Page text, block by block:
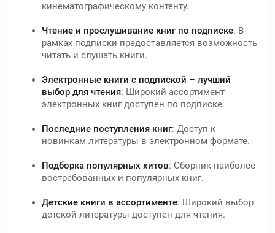
кинематографическому контенту.
Чтение и прослушивание книг по подписке: В
рамках подписки предоставляется возможность
читать и слушать книги.
Электронные книги с подпиской – лучший
выбор для чтения: Широкий ассортимент
электронных книг доступен по подписке.
Последние поступления книг: Доступ к
новинкам литературы в электронном формате.
Подборка популярных хитов: Сборник наиболее
востребованных и популярных книг.
Детские книги в ассортименте: Широкий выбор
детской литературы доступен для чтения.